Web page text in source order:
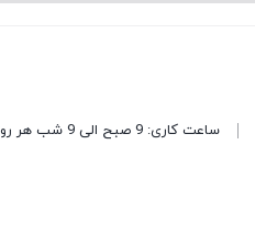
ساعت کاری: 9 صبح الی 9 شب هر روز هفته